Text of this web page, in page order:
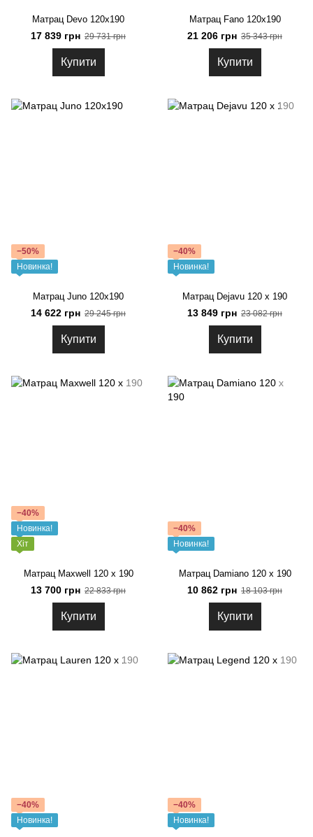
Матрац Devo 120x190
17 839 грн 29 731 грн
Купити
Матрац Fano 120x190
21 206 грн 35 343 грн
Купити
−50%
Новинка!
Матрац Juno 120x190
14 622 грн 29 245 грн
Купити
−40%
Новинка!
Матрац Dejavu 120 x 190
13 849 грн 23 082 грн
Купити
−40%
Новинка!
Хіт
Матрац Maxwell 120 x 190
13 700 грн 22 833 грн
Купити
−40%
Новинка!
Матрац Damiano 120 x 190
10 862 грн 18 103 грн
Купити
−40%
Новинка!
−40%
Новинка!